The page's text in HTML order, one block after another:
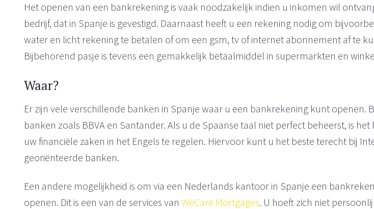
Het openen van een bankrekening is vaak noodzakelijk indien u inkomen wil
bedrijf, dat in Spanje is gevestigd. Daarnaast heeft u een rekening nodig om
water en licht rekening te betalen of om een gsm, tv of internet abonnement af te
Bijbehorend pasje is tevens een gemakkelijk betaalmiddel in supermarkten en
Waar?
Er zijn vele verschillende banken in Spanje waar u een bankrekening kunt openen.
banken zoals BBVA en Santander. Als u de Spaanse taal niet perfect beheerst, is het
uw financiële zaken in het Engels te regelen. Hiervoor kunt u het beste terecht bij
georiënteerde banken.
Een andere mogelijkheid is om via een Nederlands kantoor in Spanje een
openen. Dit is een van de services vanWeCare Mortgages. U hoeft zich niet